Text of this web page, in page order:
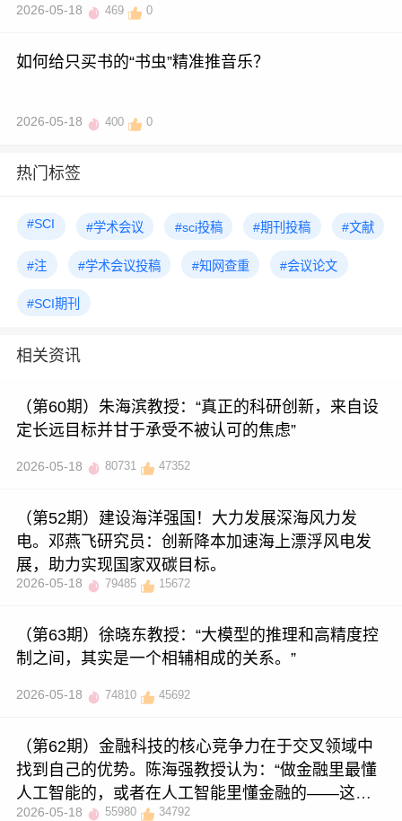
2026-05-18 469 0
如何给只买书的“书虫”精准推音乐？
2026-05-18 400 0
热门标签
#SCI #学术会议 #sci投稿 #期刊投稿 #文献
#注 #学术会议投稿 #知网查重 #会议论文
#SCI期刊
相关资讯
（第60期）朱海滨教授：“真正的科研创新，来自设
定长远目标并甘于承受不被认可的焦虑”
2026-05-18 80731 47352
（第52期）建设海洋强国！大力发展深海风力发
电。邓燕飞研究员：创新降本加速海上漂浮风电发
展，助力实现国家双碳目标。
2026-05-18 79485 15672
（第63期）徐晓东教授：“大模型的推理和高精度控
制之间，其实是一个相辅相成的关系。”
2026-05-18 74810 45692
（第62期）金融科技的核心竞争力在于交叉领域中
找到自己的优势。陈海强教授认为：“做金融里最懂
人工智能的，或者在人工智能里懂金融的——这就
是你的比较优势。”
2026-05-18 55980 34792